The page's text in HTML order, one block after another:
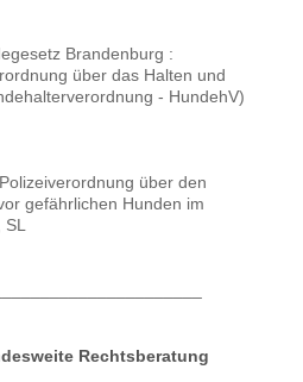
Brandenburg :
über das Halten und
- HundehV)
über den
gefährlichen Hunden im
Rechtsberatung